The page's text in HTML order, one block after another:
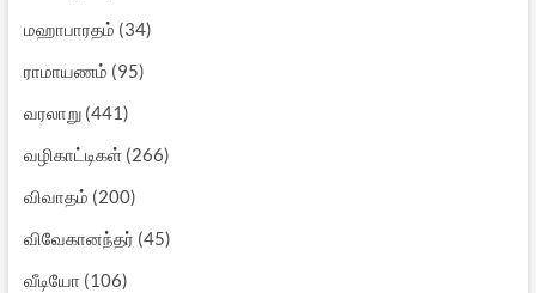
மஹாபாரதம் (34)
ராமாயணம் (95)
வரலாறு(441)
வழிகாட்டிகள்(266)
விவாதம் (200)
விவேகானந்தர் (45)
வீடியோ (106)